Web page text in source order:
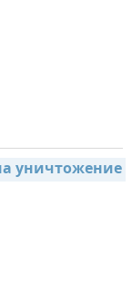
уничтожение